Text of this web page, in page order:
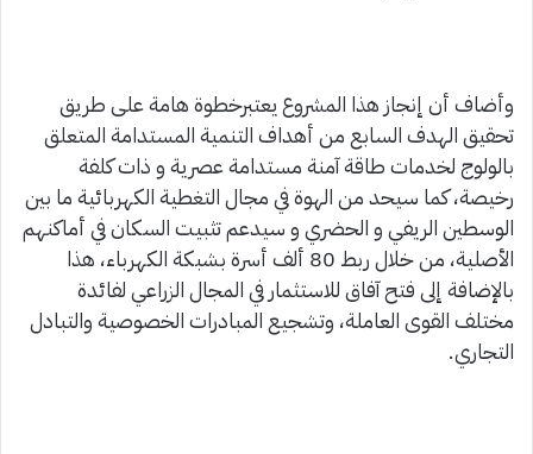
وأضاف أن إنجاز هذا المشروع يعتبرخطوة هامة على طريق
تحقيق الهدف السابع من أهداف التنمية المستدامة المتعلق
بالولوج لخدمات طاقة آمنة مستدامة عصرية و ذات كلفة
رخيصة، كما سيحد من الهوة في مجال التغطية الكهربائية ما بين
الوسطين الريفي و الحضري و سيدعم تثبيت السكان في أماكنهم
الأصلية، من خلال ربط 80 ألف أسرة بشبكة الكهرباء، هذا
بالإضافة إلى فتح آفاق للاستثمار في المجال الزراعي لفائدة
مختلف القوى العاملة، وتشجيع المبادرات الخصوصية والتبادل
التجاري.